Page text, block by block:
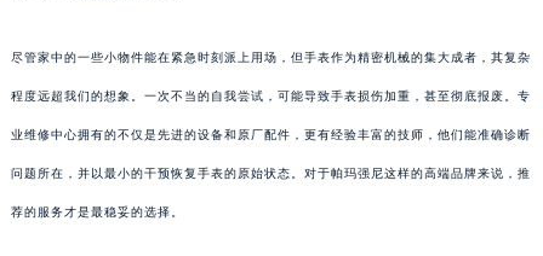
尽管家中的一些小物件能在紧急时刻派上用场，但手表作为精密机械的集大成者，其复杂
程度远超我们的想象。一次不当的自我尝试，可能导致手表损伤加重，甚至彻底报废。专
业维修中心拥有的不仅是先进的设备和原厂配件，更有经验丰富的技师，他们能准确诊断
问题所在，并以最小的干预恢复手表的原始状态。对于帕玛强尼这样的高端品牌来说，推
荐的服务才是最稳妥的选择。